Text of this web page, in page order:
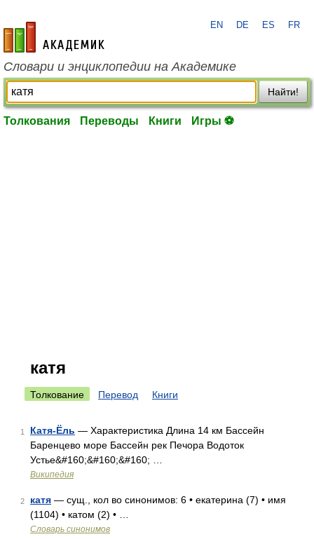
academic.ru
EN DE ES FR
Словари и энциклопедии на Академике
Найти!
Толкования Переводы Книги Игры ⚽
катя
Толкование Перевод Книги
1 Катя-Ёль — Характеристика Длина 14 км Бассейн
Баренцево море Бассейн рек Печора Водоток
Устье&#160;&#160;&#160; …
Википедия
2 катя — сущ., кол во синонимов: 6 • екатерина (7) • имя
(1104) • катом (2) • …
Словарь синонимов